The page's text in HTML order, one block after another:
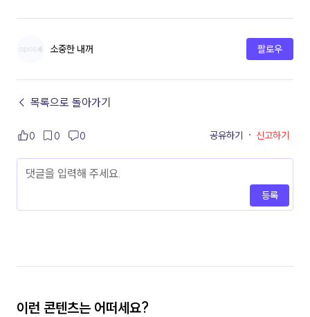
소중한 내꺼 팔로우
← 목록으로 돌아가기
0 0 0 공유하기 · 신고하기
등록
이런 콘텐츠는 어떠세요?